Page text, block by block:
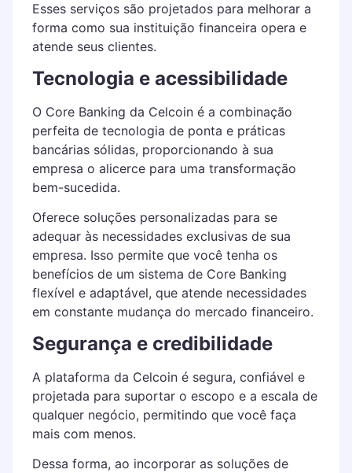
Esses serviços são projetados para melhorar a
forma como sua instituição financeira opera e
atende seus clientes.
Tecnologia e acessibilidade
O Core Banking da Celcoin é a combinação
perfeita de tecnologia de ponta e práticas
bancárias sólidas, proporcionando à sua
empresa o alicerce para uma transformação
bem-sucedida.
Oferece soluções personalizadas para se
adequar às necessidades exclusivas de sua
empresa. Isso permite que você tenha os
benefícios de um sistema de Core Banking
flexível e adaptável, que atende necessidades
em constante mudança do mercado financeiro.
Segurança e credibilidade
A plataforma da Celcoin é segura, confiável e
projetada para suportar o escopo e a escala de
qualquer negócio, permitindo que você faça
mais com menos.
Dessa forma, ao incorporar as soluções de